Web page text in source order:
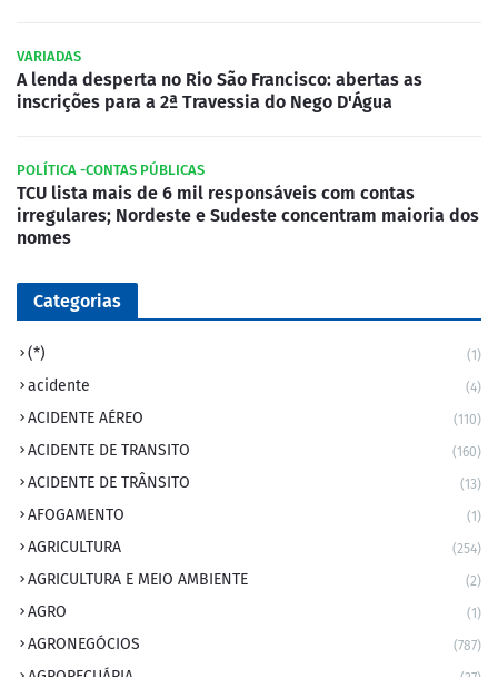
VARIADAS
A lenda desperta no Rio São Francisco: abertas as
inscrições para a 2ª Travessia do Nego D'Água
POLÍTICA -CONTAS PÚBLICAS
TCU lista mais de 6 mil responsáveis com contas
irregulares; Nordeste e Sudeste concentram maioria dos
nomes
Categorias
(*) (1)
acidente (4)
ACIDENTE AÉREO (110)
ACIDENTE DE TRANSITO (160)
ACIDENTE DE TRÂNSITO (13)
AFOGAMENTO (1)
AGRICULTURA (254)
AGRICULTURA E MEIO AMBIENTE (2)
AGRO (1)
AGRONEGÓCIOS (787)
AGROPECUÁRIA (37)